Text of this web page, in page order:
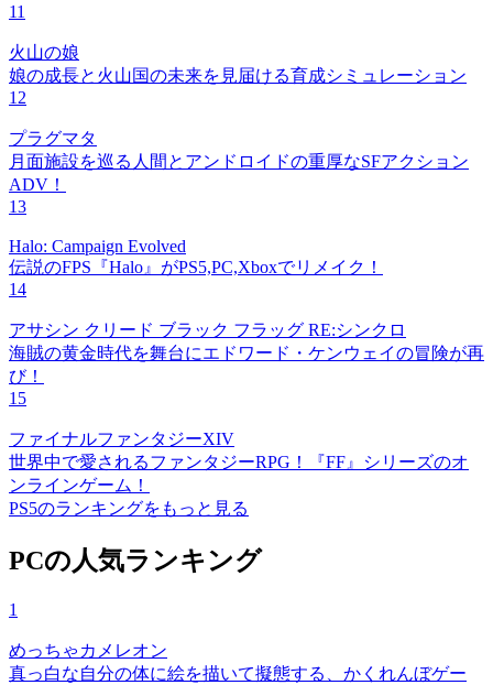
11
火山の娘
娘の成長と火山国の未来を見届ける育成シミュレーション
12
プラグマタ
月面施設を巡る人間とアンドロイドの重厚なSFアクション
ADV！
13
Halo: Campaign Evolved
伝説のFPS『Halo』がPS5,PC,Xboxでリメイク！
14
アサシン クリード ブラック フラッグ RE:シンクロ
海賊の黄金時代を舞台にエドワード・ケンウェイの冒険が再
び！
15
ファイナルファンタジーXIV
世界中で愛されるファンタジーRPG！『FF』シリーズのオ
ンラインゲーム！
PS5のランキングをもっと見る
PCの人気ランキング
1
めっちゃカメレオン
真っ白な自分の体に絵を描いて擬態する、かくれんぼゲー